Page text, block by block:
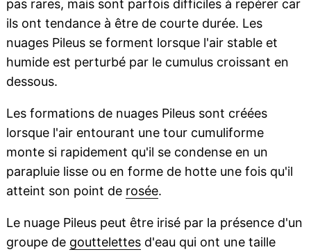
pas rares, mais sont parfois difficiles à repérer car
ils ont tendance à être de courte durée. Les
nuages Pileus se forment lorsque l'air stable et
humide est perturbé par le cumulus croissant en
dessous.
Les formations de nuages Pileus sont créées
lorsque l'air entourant une tour cumuliforme
monte si rapidement qu'il se condense en un
parapluie lisse ou en forme de hotte une fois qu'il
atteint son point de rosée.
Le nuage Pileus peut être irisé par la présence d'un
groupe de gouttelettesd'eau qui ont une taille